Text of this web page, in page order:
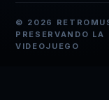
© 2026
PRESERVANDO LA
VIDEOJUEGO